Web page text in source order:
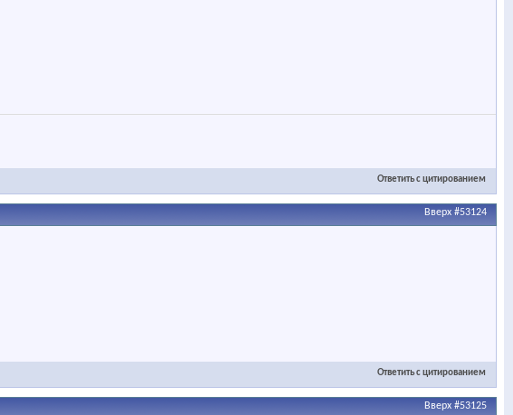
Ответить с цитированием
Вверх #53124
Ответить с цитированием
Вверх #53125